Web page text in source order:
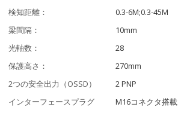
検知距離：
0.3-6M;0.3-45M
梁間隔：
10mm
光軸数：
28
保護高さ：
270mm
2つの安全出力（OSSD）
2 PNP
インターフェースプラグ
M16コネクタ搭載